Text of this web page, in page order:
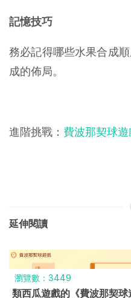
記憶技巧
務必記得哪些水果合成
成的佈局。
進階挑戰： 費波那契球遊
延伸閱讀
瀏覽數：3981
西瓜遊戲紳士版-《惹火的